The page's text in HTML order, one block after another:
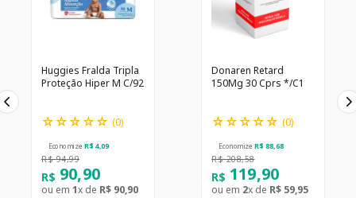
Huggies Fralda Tripla
Proteção Hiper M C/92
☆☆☆☆☆ (0)
Economize R$ 4,09
R$ 94,99
R$ 90,90
ou em 1x de R$ 90,90
Donaren Retard
150Mg 30 Cprs */C1
☆☆☆☆☆ (0)
Economize R$ 88,68
R$ 208,58
R$ 119,90
ou em 2x de R$ 59,95